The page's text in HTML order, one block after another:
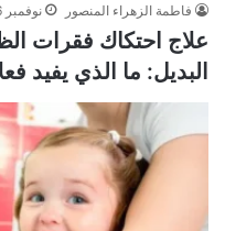
فاطمة الزهراء المنصور نوفمبر 26, 2023
علاج احتكاك فقرات
البديل: ما الذي يفيد